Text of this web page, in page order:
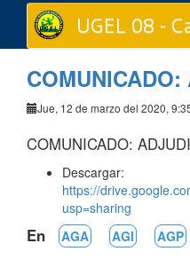
UGEL 08 -
Jue, 12 de marzo del 2020,
COMUNICADO:
Descargar:
https://
usp=sharing
En AGA AGI AGP